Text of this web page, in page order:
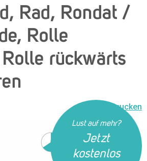
Lust auf mehr?
Jetzt
kostenlos
Rad, Rondat /
Rolle
rückwärts
Drucken
40 Min